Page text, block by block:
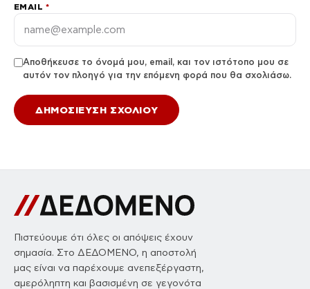
EMAIL *
Αποθήκευσε το όνομά μου, email, και τον ιστότοπο μου σε
αυτόν τον πλοηγό για την επόμενη φορά που θα σχολιάσω.
Πιστεύουμε ότι όλες οι απόψεις έχουν
σημασία. Στο ΔΕΔΟΜΕΝΟ, η αποστολή
μας είναι να παρέχουμε ανεπεξέργαστη,
αμερόληπτη και βασισμένη σε γεγονότα